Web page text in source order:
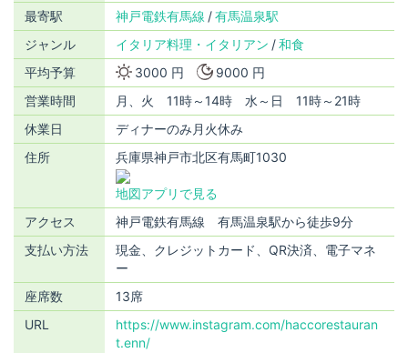
最寄駅
神戸電鉄有馬線
有馬温泉駅
ジャンル
イタリア料理・イタリアン
和食
平均予算
3000 円
9000 円
営業時間
月、火 11時～14時 水～日 11時～21時
休業日
ディナーのみ月火休み
住所
兵庫県神戸市北区有馬町1030
地図アプリで見る
アクセス
神戸電鉄有馬線 有馬温泉駅から徒歩9分
支払い方法
現金、クレジットカード、QR決済、電子マネ
ー
座席数
13席
URL
https://www.instagram.com/haccorestauran
t.enn/